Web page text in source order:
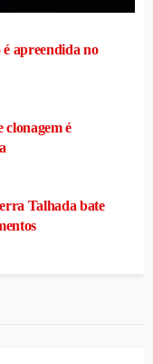
apreendida no
clonagem é
Talhada bate